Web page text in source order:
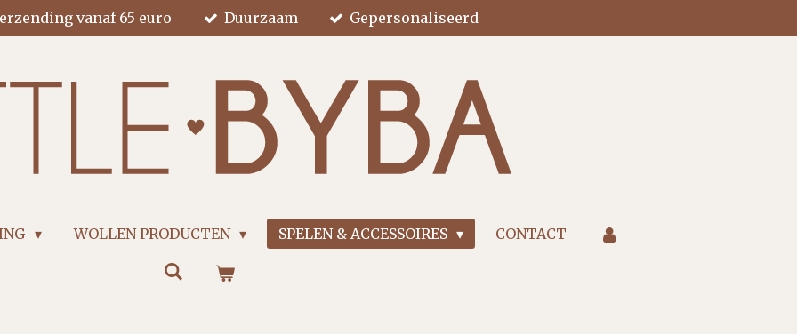
vanaf 65 euro Duurzaam Gepersonaliseerd
WOLLEN PRODUCTEN SPELEN & ACCESSOIRES CONTACT